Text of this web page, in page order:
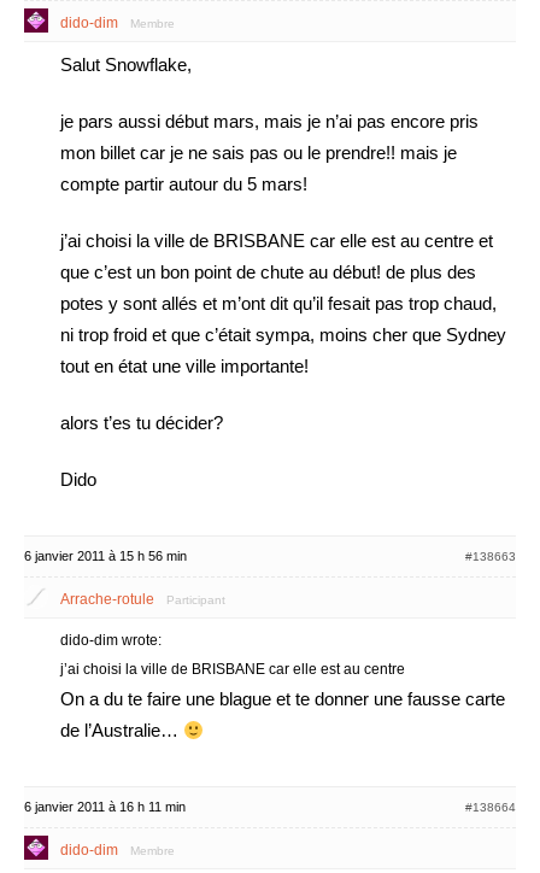
dido-dim Membre
Salut Snowflake,
je pars aussi début mars, mais je n’ai pas encore pris
mon billet car je ne sais pas ou le prendre!! mais je
compte partir autour du 5 mars!
j’ai choisi la ville de BRISBANE car elle est au centre et
que c’est un bon point de chute au début! de plus des
potes y sont allés et m’ont dit qu’il fesait pas trop chaud,
ni trop froid et que c’était sympa, moins cher que Sydney
tout en état une ville importante!
alors t’es tu décider?
Dido
6 janvier 2011 à 15 h 56 min #138663
Arrache-rotule Participant
dido-dim wrote:
j’ai choisi la ville de BRISBANE car elle est au centre
On a du te faire une blague et te donner une fausse carte
de l’Australie…
6 janvier 2011 à 16 h 11 min #138664
dido-dim Membre